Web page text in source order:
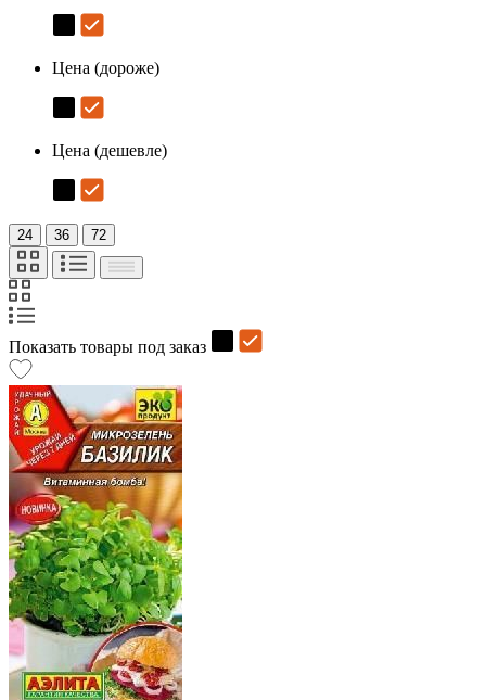
Цена (дороже)
Цена (дешевле)
24 36 72
Показать товары под заказ